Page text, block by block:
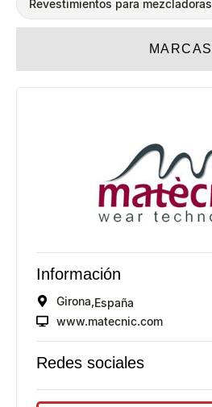
MARCAS
Revestimientos para mezcladoras
Información
Girona, España
www.matecnic.com
Redes sociales